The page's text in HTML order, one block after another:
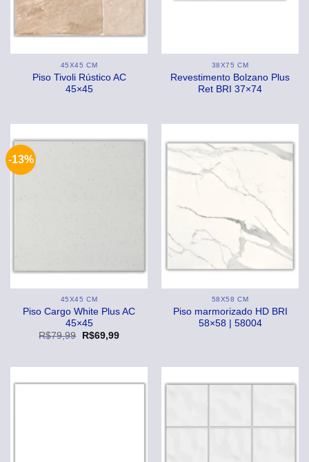
45X45 CM
Piso Tivoli Rústico AC
45×45
38X75 CM
Revestimento Bolzano Plus
Ret BRI 37×74
-13%
45X45 CM
Piso Cargo White Plus AC
45×45
R$79,99
O
R$69,99O
58X58 CM
Piso marmorizado HD BRI
58×58 | 58004